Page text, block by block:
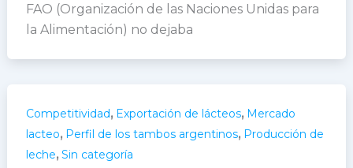
FAO (Organización de las Naciones Unidas para
la Alimentación) no dejaba
Competitividad, Exportación de lácteos, Mercado
lacteo, Perfil de los tambos argentinos, Producción de
leche, Sin categoría